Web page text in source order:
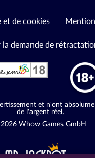
et de cookies
la demande de
et n'ont
de l'argent réel.
Whow Games GmbH